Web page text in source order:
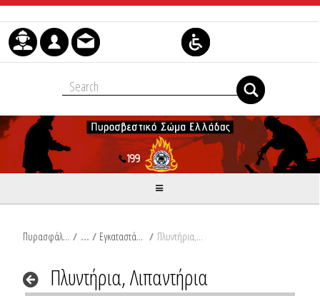
Skip to Content
Πυρασφάλεια / Εγκαταστάσεις Οχημάτων / Πλυντήρια, Λιπαντήρια
Πλυντήρια, Λιπαντήρια